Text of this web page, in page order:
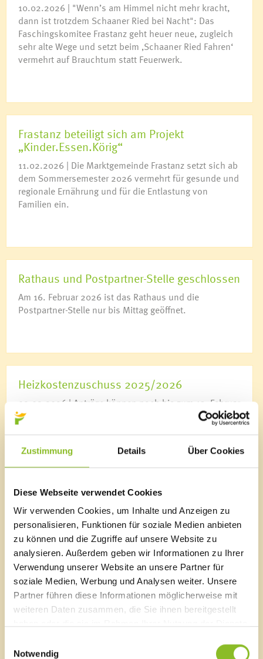
Zustimmung Details Über Cookies
Diese Webseite verwendet Cookies
Wir verwenden Cookies, um Inhalte und Anzeigen zu
personalisieren, Funktionen für soziale Medien anbieten
zu können und die Zugriffe auf unsere Website zu
analysieren. Außerdem geben wir Informationen zu Ihrer
Verwendung unserer Website an unsere Partner für
soziale Medien, Werbung und Analysen weiter. Unsere
Partner führen diese Informationen möglicherweise mit
weiteren Daten zusammen, die Sie ihnen bereitgestellt
Notwendig
10.02.2026 | "Wenn’s am Himmel nicht mehr kracht,
dann ist trotzdem Schaaner Ried bei Nacht": Das
Faschingskomitee Frastanz geht heuer neue, zugleich
sehr alte Wege und setzt beim ‚Schaaner Ried Fahren‘
vermehrt auf Brauchtum statt Feuerwerk.
Frastanz beteiligt sich am Projekt
„Kinder.Essen.Körig“
11.02.2026 | Die Marktgemeinde Frastanz setzt sich ab
dem Sommersemester 2026 vermehrt für gesunde und
regionale Ernährung und für die Entlastung von
Familien ein.
Rathaus und Postpartner-Stelle geschlossen
Am 16. Februar 2026 ist das Rathaus und die
Postpartner-Stelle nur bis Mittag geöffnet.
Heizkostenzuschuss 2025/2026
02.02.2026 | Anträge können noch bis zum 13. Februar
2026 eingereicht werden.
Juli 2026(7 Einträge)
Juni 2026(19 Einträge)
Mai 2026 (10 Einträge)
April 2026(18 Einträge)
März 2026(19 Einträge)
Februar 2026(14 Einträge)
Januar 2026(8 Einträge)
2025
November 2025(22 Einträge)